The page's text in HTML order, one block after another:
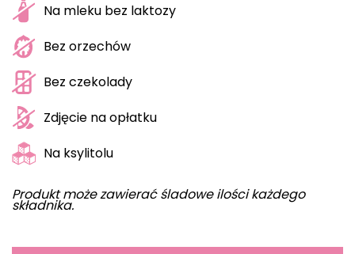
Na mleku bez laktozy
Bez orzechów
Bez czekolady
Zdjęcie na opłatku
Na ksylitolu
Produkt może zawierać śladowe ilości każdego
składnika.